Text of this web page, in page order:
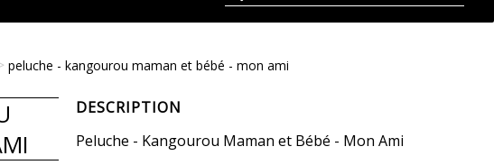
peluche - kangourou maman et bébé - mon ami
DESCRIPTION
Peluche - Kangourou Maman et Bébé - Mon Ami